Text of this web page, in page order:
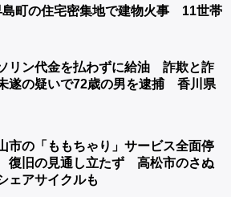
島町の住宅密集地で建物火事 11世帯
リン代金を払わずに給油 詐欺と詐
遂の疑いで72歳の男を逮捕 香川県
市の「ももちゃり」サービス全面停
復旧の見通し立たず 高松市のさぬ
ェアサイクルも